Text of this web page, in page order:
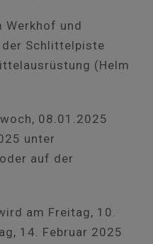
Werkhof und
der Schlittelpiste
(Helm
08.01.2025
unter
oder auf der
am Freitag, 10.
14. Februar 2025